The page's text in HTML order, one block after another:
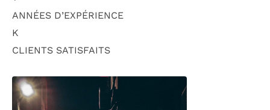
ANNÉES D’EXPÉRIENCE
K
CLIENTS SATISFAITS